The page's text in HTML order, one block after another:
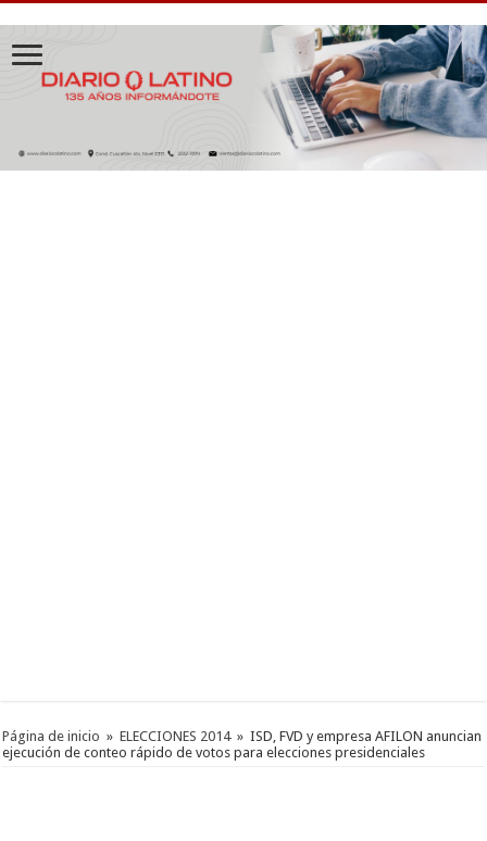
Página de inicio » ELECCIONES 2014 » ISD, FVD y empresa AFILON anuncian
ejecución de conteo rápido de votos para elecciones presidenciales